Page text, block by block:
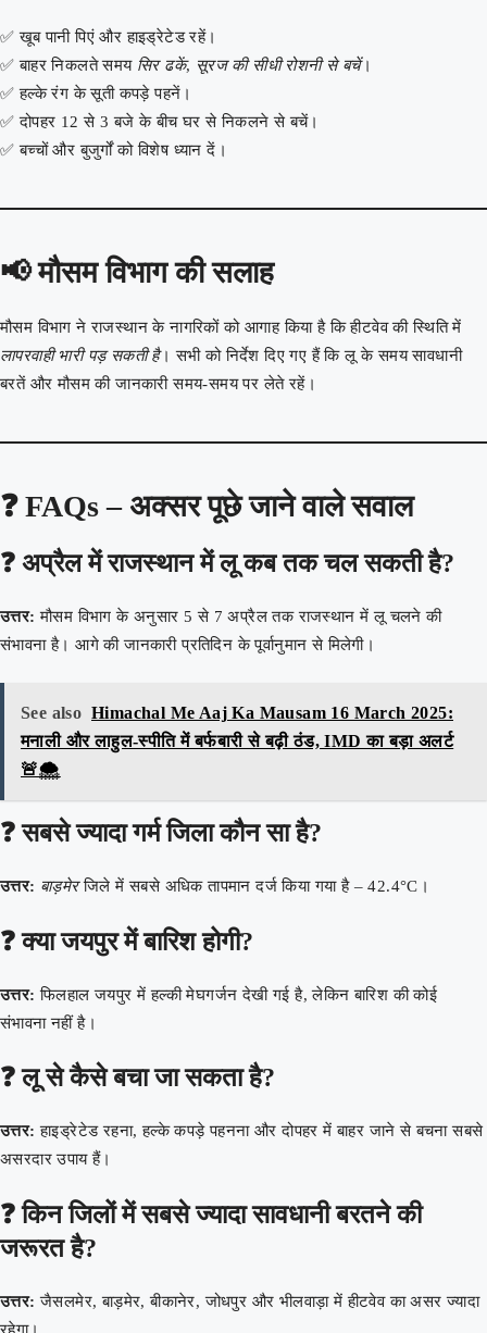
✅ खूब पानी पिएं और हाइड्रेटेड रहें।
✅ बाहर निकलते समय सिर ढकें, सूरज की सीधी रोशनी से बचें।
✅ हल्के रंग के सूती कपड़े पहनें।
✅ दोपहर 12 से 3 बजे के बीच घर से निकलने से बचें।
✅ बच्चों और बुजुर्गों को विशेष ध्यान दें।
📢मौसम विभाग की सलाह
मौसम विभाग ने राजस्थान के नागरिकों को आगाह किया है कि हीटवेव की स्थिति में
लापरवाही भारी पड़ सकती है। सभी को निर्देश दिए गए हैं कि लू के समय सावधानी
बरतें और मौसम की जानकारी समय-समय पर लेते रहें।
❓ FAQs – अक्सर पूछे जाने वाले सवाल
❓ अप्रैल में राजस्थान में लू कब तक चल सकती है?
उत्तर: मौसम विभाग के अनुसार 5 से 7 अप्रैल तक राजस्थान में लू चलने की
संभावना है। आगे की जानकारी प्रतिदिन के पूर्वानुमान से मिलेगी।
See also Himachal Me Aaj Ka Mausam 16 March 2025:
मनाली और लाहुल-स्पीति में बर्फबारी से बढ़ी ठंड, IMD का बड़ा अलर्ट
🚨🌨️
❓ सबसे ज्यादा गर्म जिला कौन सा है?
उत्तर: बाड़मेरजिले में सबसे अधिक तापमान दर्ज किया गया है – 42.4°C।
❓ क्या जयपुर में बारिश होगी?
उत्तर: फिलहाल जयपुर में हल्की मेघगर्जन देखी गई है, लेकिन बारिश की कोई
संभावना नहीं है।
❓ लू से कैसे बचा जा सकता है?
उत्तर: हाइड्रेटेड रहना, हल्के कपड़े पहनना और दोपहर में बाहर जाने से बचना सबसे
असरदार उपाय हैं।
❓ किन जिलों में सबसे ज्यादा सावधानी बरतने की
जरूरत है?
उत्तर: जैसलमेर, बाड़मेर, बीकानेर, जोधपुर और भीलवाड़ा में हीटवेव का असर ज्यादा